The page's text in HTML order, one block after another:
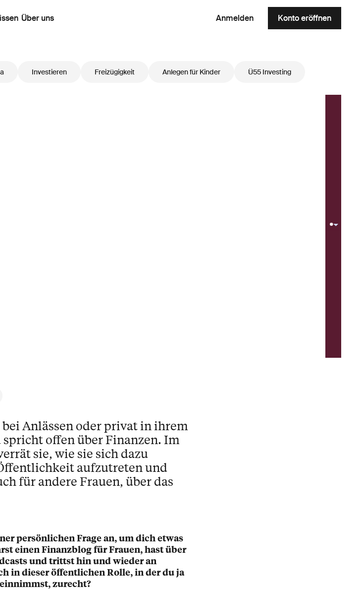
Über uns Anmelden Konto eröffnen
Investieren Freizügigkeit Anlegen für Kinder Ü55 Investing
bei Anlässen oder privat in ihrem
offen über Finanzen. Im
sie, wie sie sich dazu
aufzutreten und
für andere Frauen, über das
persönlichen Frage an, um dich etwas
einen Finanzblog für Frauen, hast über
und trittst hin und wieder an
in dieser öffentlichen Rolle, in der du ja
zurecht?